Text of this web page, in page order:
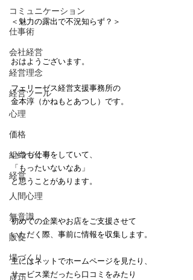
コミュニケーション
仕事術
会社経営
経営理念
経営ツール
心理
価格
組織づくり
経営
人間心理
無意識
販促
場づくり
＜魅力の露出で不況知らず？＞
おはようございます。
フェリーゼス経営支援事務所の
金本淳（かねもとあつし）です。
いつも仕事をしていて、
「もったいないなあ」
と思うことがあります。
初めての企業やお店をご支援させて
いただく際、事前に情報を収集します。
主にはネットでホームページを見たり、
サービス業だったら口コミをみたり